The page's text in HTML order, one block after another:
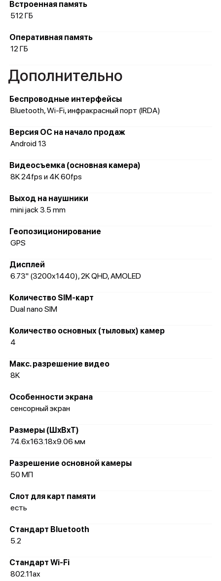
Встроенная память
512 ГБ
Оперативная память
12 ГБ
Дополнительно
Беспроводные интерфейсы
Bluetooth, Wi-Fi, инфракрасный порт (IRDA)
Версия ОС на начало продаж
Android 13
Видеосъемка (основная камера)
8K 24fps и 4K 60fps
Выход на наушники
mini jack 3.5 mm
Геопозиционирование
GPS
Дисплей
6.73" (3200x1440), 2K QHD, AMOLED
Количество SIM-карт
Dual nano SIM
Количество основных (тыловых) камер
4
Макс. разрешение видео
8K
Особенности экрана
сенсорный экран
Размеры (ШxВxТ)
74.6x163.18x9.06 мм
Разрешение основной камеры
50 МП
Слот для карт памяти
есть
Стандарт Bluetooth
5.2
Стандарт Wi-Fi
802.11ax